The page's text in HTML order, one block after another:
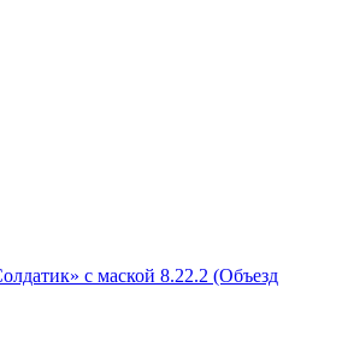
с маской 8.22.2 (Объезд